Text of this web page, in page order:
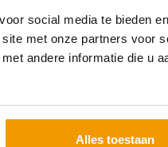
social media te bieden
met onze partners voor
andere informatie die u
Alles toestaan